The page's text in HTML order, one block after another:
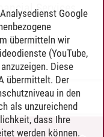
ServicesGoogle
übermitteln wir
(YouTube,
Diese
übermittelt. Der
in den
als unzureichend
dass Ihre
werden können.